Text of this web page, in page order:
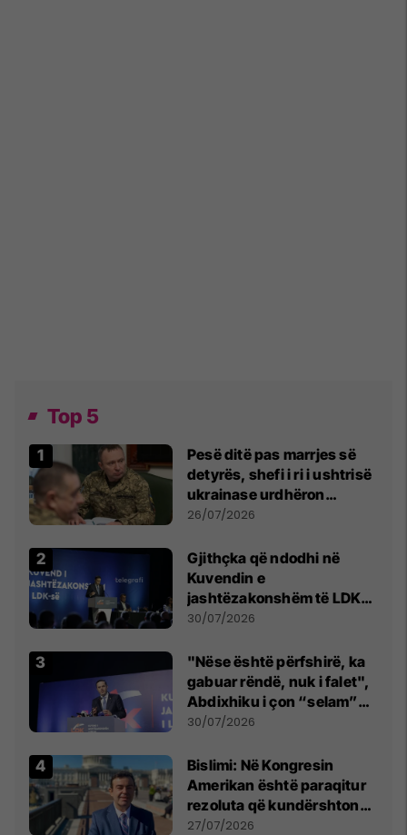
Top 5
Pesë ditë pas marrjes së
detyrës, shefi i ri i ushtrisë
ukrainase urdhëron
kontroll të madh
26/07/2026
Gjithçka që ndodhi në
Kuvendin e
jashtëzakonshëm të LDK-
së
30/07/2026
"Nëse është përfshirë, ka
gabuar rëndë, nuk i falet",
Abdixhiku i çon “selam”
Përparim Ramës
30/07/2026
Bislimi: Në Kongresin
Amerikan është paraqitur
rezoluta që kundërshton
mbajtjen e Asamblesë
27/07/2026